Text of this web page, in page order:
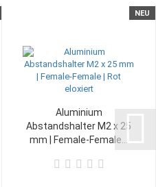
NEU
Aluminium
Abstandshalter M2 x 25
mm | Female-Female...